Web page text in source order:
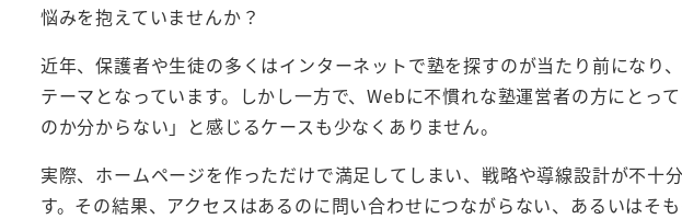
悩みを抱えていませんか？
近年、保護者や生徒の多くはインターネットで塾を探すのが当たり前になり
テーマとなっています。しかし一方で、Webに不慣れな塾運営者の方にとっ
のか分からない」と感じるケースも少なくありません。
実際、ホームページを作っただけで満足してしまい、戦略や導線設計が不十
す。その結果、アクセスはあるのに問い合わせにつながらない、あるいはそ